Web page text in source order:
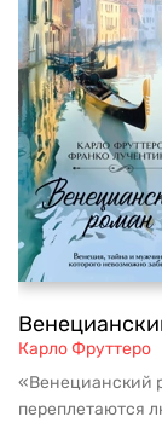
Карло Фруттеро
«Венецианский
переплетаются